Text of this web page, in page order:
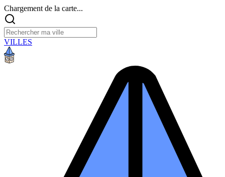
Chargement de la carte...
VILLES